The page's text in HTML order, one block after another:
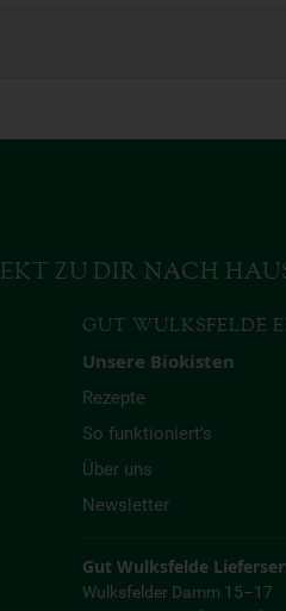
ZU DIR NACH
GUT WULKSFELDE
Unsere Biokisten
Rezepte
So funktioniert’s
Über uns
Newsletter
Gut Wulksfelde
Wulksfelder Damm 15–17